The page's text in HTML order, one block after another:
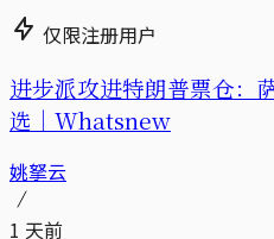
仅限注册用户
进步派攻进特朗普票仓：
选｜Whatsnew
姚拏云
1 天前